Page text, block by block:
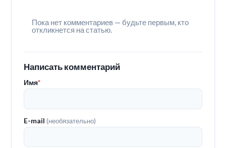
Пока нет комментариев — будьте первым, кто
откликнется на статью.
Написать комментарий
Имя*
E-mail(необязательно)